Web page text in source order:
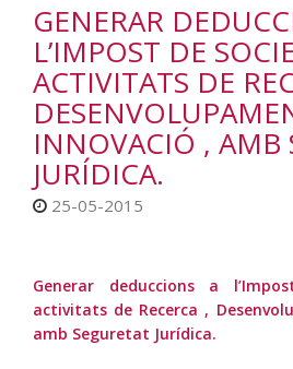
GENERAR
L’IMPOST DE
ACTIVITATS DE
INNOVACIÓ , AMB
JURÍDICA.
25-05-2015
Generar deduccions a
activitats de Recerca ,
amb Seguretat Jurídica.